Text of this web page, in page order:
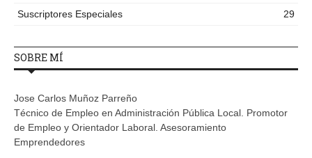
Suscriptores Especiales
29
SOBRE MÍ
Jose Carlos Muñoz Parreño
Técnico de Empleo en Administración Pública Local. Promotor
de Empleo y Orientador Laboral. Asesoramiento
Emprendedores